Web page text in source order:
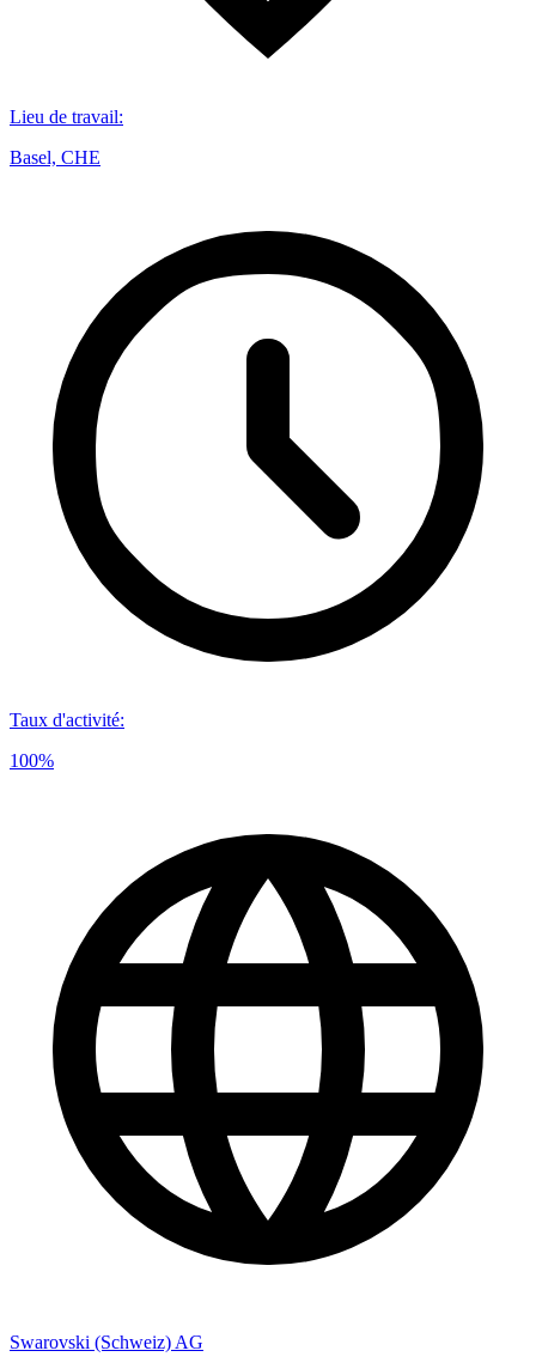
Lieu de travail:
Basel, CHE
Taux d'activité:
100%
Swarovski (Schweiz) AG